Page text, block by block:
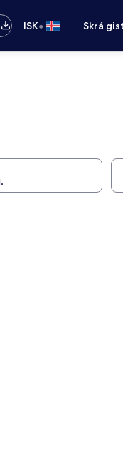
ISK• Skrá